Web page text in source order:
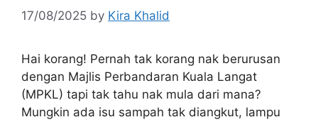
17/08/2025 by Kira Khalid
Hai korang! Pernah tak korang nak berurusan
dengan Majlis Perbandaran Kuala Langat
(MPKL) tapi tak tahu nak mula dari mana?
Mungkin ada isu sampah tak diangkut, lampu